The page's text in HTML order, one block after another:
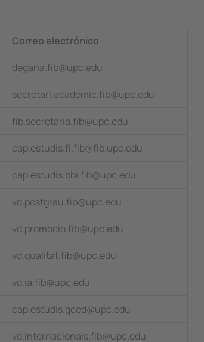
Correo electrónico
degana.fib@upc.edu
secretari.academic.fib@upc.edu
fib.secretaria.fib@upc.edu
cap.estudis.fi.fib@fib.upc.edu
cap.estudis.bbi.fib@upc.edu
vd.postgrau.fib@upc.edu
vd.promocio.fib@upc.edu
vd.qualitat.fib@upc.edu
vd.ia.fib@upc.edu
cap.estudis.gced@upc.edu
vd.internacionals.fib@upc.edu